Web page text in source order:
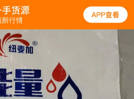
口碑 图文